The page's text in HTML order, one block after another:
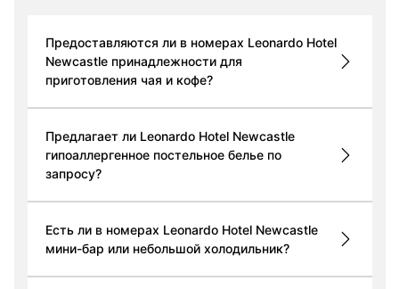
Предоставляются ли в номерах Leonardo Hotel
Newcastle принадлежности для
приготовления чая и кофе?
Предлагает ли Leonardo Hotel Newcastle
гипоаллергенное постельное белье по
запросу?
Есть ли в номерах Leonardo Hotel Newcastle
мини-бар или небольшой холодильник?